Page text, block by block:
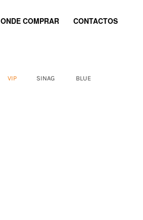
CONTACTOS
ONDE COMPRAR
VIP SINAG BLUE